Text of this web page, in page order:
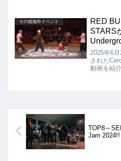
その他海外イベント
RED
STARS
2025年6
された
動画を紹
TOP8～
Jam 2024!!